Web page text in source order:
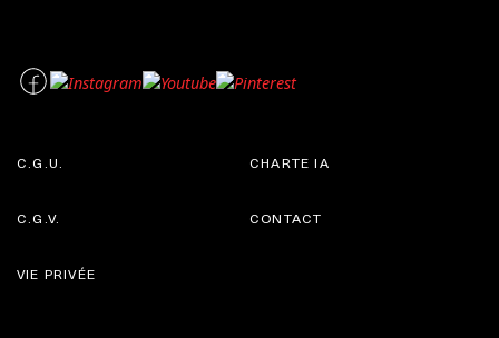
C.G.U.
C.G.V.
CHARTE IA
CONTACT
VIE PRIVÉE